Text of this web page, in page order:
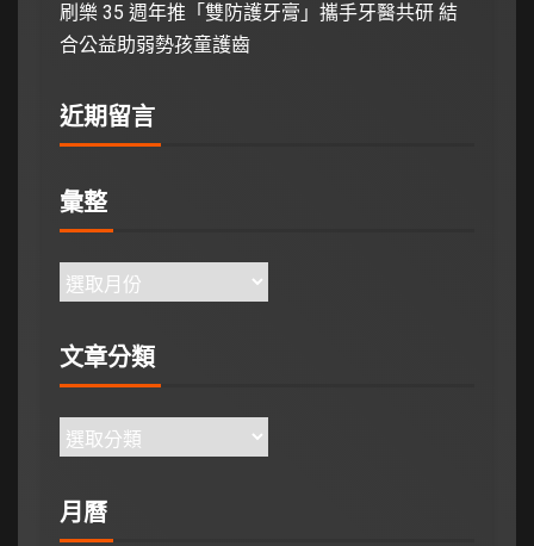
刷樂 35 週年推「雙防護牙膏」攜手牙醫共研 結
合公益助弱勢孩童護齒
近期留言
彙整
文章分類
月曆